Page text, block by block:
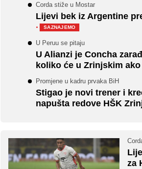
Corda stiže u Mostar
Lijevi bek iz Argentine
·
SAZNAJEMO
U Peruu se pitaju
U Alianzi je Concha
koliko će u Zrinjskim
Promjene u kadru prvaka BiH
Stigao je novi trener i
napušta redove HŠK
za